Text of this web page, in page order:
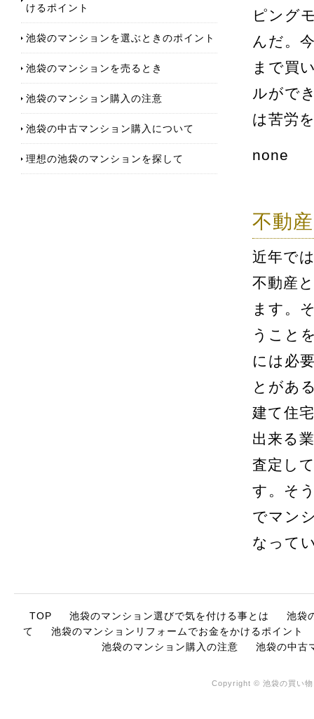
けるポイント
池袋のマンションを選ぶときのポイント
池袋のマンションを売るとき
池袋のマンション購入の注意
池袋の中古マンション購入について
理想の池袋のマンションを探して
ピング
んだ。
まで買
ルがで
は苦労
none
不動
近年で
不動産
ます。
うこと
には必
とがあ
建て住
出来る
査定し
す。そ
でマン
なって
TOP 池袋のマンション選びで気を付ける事とは
池袋
て
池袋のマンションリフォームでお金をかけるポイント
池袋のマンション購入の注意
池袋の中古
Copyright © 池袋の買い